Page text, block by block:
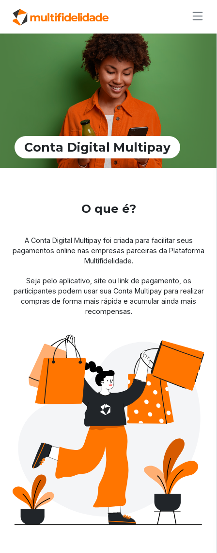
Conta Digital Multipay
O que é?
A Conta Digital Multipay foi criada para facilitar seus
pagamentos online nas empresas parceiras da Plataforma
Multifidelidade.
Seja pelo aplicativo, site ou link de pagamento, os
participantes podem usar sua Conta Multipay para realizar
compras de forma mais rápida e acumular ainda mais
recompensas.